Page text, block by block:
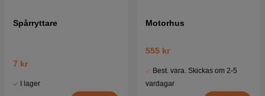
Spårryttare
7 kr
I lager
Motorhus
555 kr
Best. vara. Skickas om 2-5
vardagar